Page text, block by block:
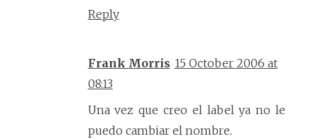
Reply
Frank Morris 15 October 2006 at
08:13
Una vez que creo el label ya no le
puedo cambiar el nombre.